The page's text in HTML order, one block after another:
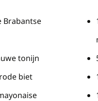
Brabantse
tonijn
biet